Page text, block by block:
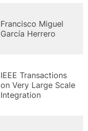
Francisco Miguel
García Herrero
IEEE Transactions
on Very Large Scale
Integration